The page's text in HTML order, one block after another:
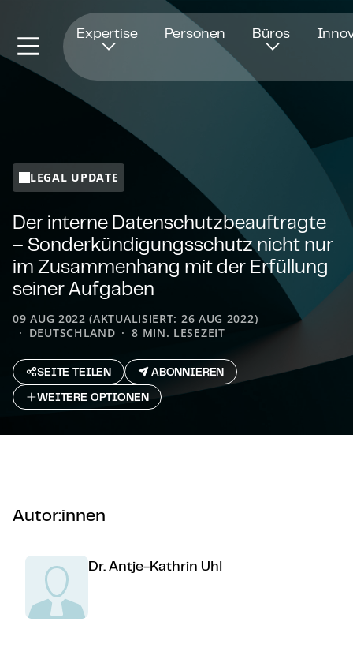
Expertise Personen Büros
LEGAL UPDATE
Der interne Da­ten­schutz­be­auf­trag­te
– Son­der­kün­di­gungs­schutz nicht nur
im Zusammenhang mit der Erfüllung
seiner Aufgaben
09 AUG 2022 (AKTUALISIERT: 26 AUG 2022)
DEUTSCHLAND
8 MIN. LESEZEIT
SEITE TEILEN
ABONNIEREN
WEITERE OPTIONEN
Autor:innen
Dr. Antje-Kathrin Uhl
Öffnet in einem neuen Fenster